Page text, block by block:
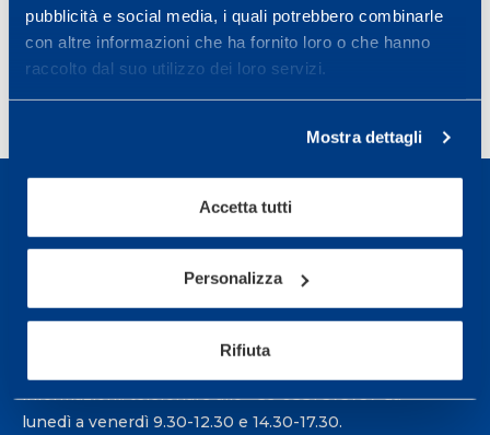
pubblicità e social media, i quali potrebbero combinarle
con altre informazioni che ha fornito loro o che hanno
raccolto dal suo utilizzo dei loro servizi.
Mostra dettagli
Accetta tutti
Personalizza
Rifiuta
Previous page
Page
2 Page
3 Page
Sport Service Mapei S.r.l. - Via Busto Fagnano 38,
21057 Olgiate Olona (Varese) Italia.
informazioni: telefonare allo +39 0331 575757 da
lunedì a venerdì 9.30-12.30 e 14.30-17.30.